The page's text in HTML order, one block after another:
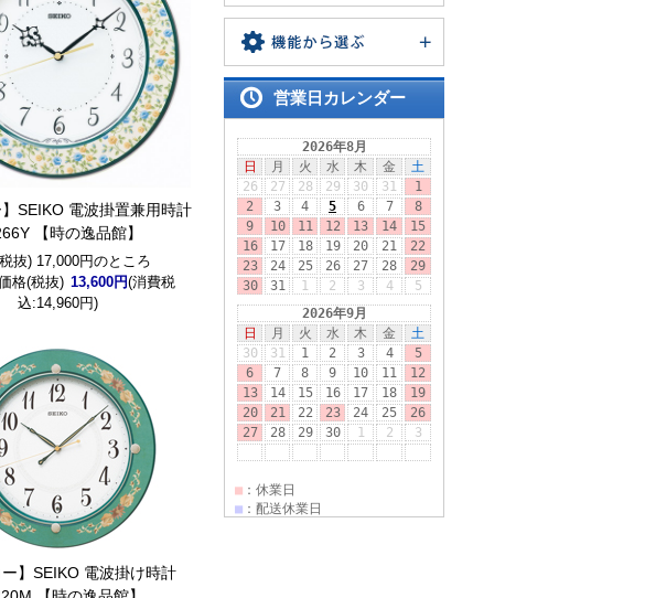
】SEIKO 電波掛置兼用時計
【時の逸品館】
抜) 17,000円のところ
格(税抜) 13,600円(消費税
込:14,960円)
ー】SEIKO 電波掛け時計
営業日カレンダー